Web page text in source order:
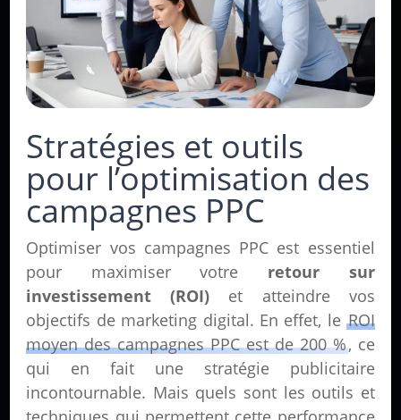
Stratégies et outils
pour l’optimisation des
campagnes PPC
Optimiser vos campagnes PPC est essentiel
pour maximiser votre retour sur
investissement (ROI) et atteindre vos
objectifs de marketing digital. En effet, le ROI
moyen des campagnes PPC est de 200 %, ce
qui en fait une stratégie publicitaire
incontournable. Mais quels sont les outils et